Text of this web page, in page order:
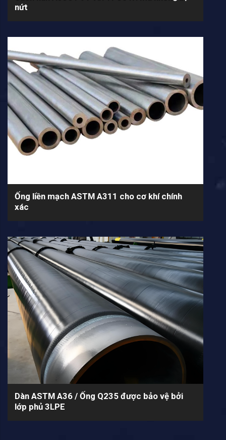
nứt
Ống liền mạch ASTM A311 cho cơ khí chính
xác
Dàn ASTM A36 / Ống Q235 được bảo vệ bởi
lớp phủ 3LPE